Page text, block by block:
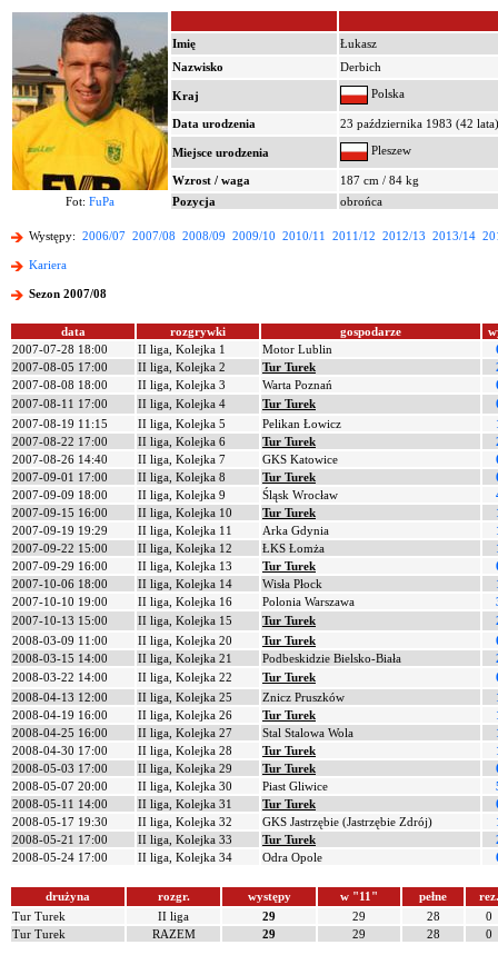
Imię
Łukasz
Nazwisko
Derbich
Kraj Polska
Data urodzenia 23 października 1983 (42 lata)
Miejsce urodzenia Pleszew
Wzrost / waga
187 cm / 84 kg
Fot: FuPa Pozycja obrońca
Występy: 2006/07 2007/08 2008/09 2009/10 2010/11 2011/12 2012/13 2013/14
Kariera
Sezon 2007/08
data rozgrywki gospodarze
2007-07-28 18:00
II liga, Kolejka 1 Motor Lublin
2007-08-05 17:00
II liga, Kolejka 2 Tur Turek
2007-08-08 18:00
II liga, Kolejka 3 Warta Poznań
2007-08-11 17:00
II liga, Kolejka 4 Tur Turek
2007-08-19 11:15
II liga, Kolejka 5 Pelikan Łowicz
2007-08-22 17:00
II liga, Kolejka 6 Tur Turek
2007-08-26 14:40
II liga, Kolejka 7 GKS Katowice
2007-09-01 17:00
II liga, Kolejka 8 Tur Turek
2007-09-09 18:00
II liga, Kolejka 9 Śląsk Wrocław
2007-09-15 16:00
II liga, Kolejka 10 Tur Turek
2007-09-19 19:29
II liga, Kolejka 11 Arka Gdynia
2007-09-22 15:00
II liga, Kolejka 12 ŁKS Łomża
2007-09-29 16:00
II liga, Kolejka 13 Tur Turek
2007-10-06 18:00
II liga, Kolejka 14 Wisła Płock
2007-10-10 19:00
II liga, Kolejka 16 Polonia Warszawa
2007-10-13 15:00
II liga, Kolejka 15 Tur Turek
2008-03-09 11:00
II liga, Kolejka 20 Tur Turek
2008-03-15 14:00
II liga, Kolejka 21 Podbeskidzie Bielsko-Biała
2008-03-22 14:00
II liga, Kolejka 22 Tur Turek
2008-04-13 12:00
II liga, Kolejka 25 Znicz Pruszków
2008-04-19 16:00
II liga, Kolejka 26 Tur Turek
2008-04-25 16:00
II liga, Kolejka 27 Stal Stalowa Wola
2008-04-30 17:00
II liga, Kolejka 28 Tur Turek
2008-05-03 17:00
II liga, Kolejka 29 Tur Turek
2008-05-07 20:00
II liga, Kolejka 30 Piast Gliwice
2008-05-11 14:00
II liga, Kolejka 31 Tur Turek
2008-05-17 19:30
II liga, Kolejka 32 GKS Jastrzębie (Jastrzębie Zdrój)
2008-05-21 17:00
II liga, Kolejka 33 Tur Turek
2008-05-24 17:00
II liga, Kolejka 34 Odra Opole
drużyna rozgr. występy w "11" pełne
rez.
Tur Turek
II liga 29 29 28
0
Tur Turek
RAZEM 29 29 28 0